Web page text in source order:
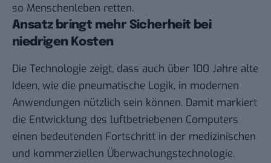
so Menschenleben retten.
Ansatz bringt mehr Sicherheit bei
niedrigen Kosten
Die Technologie zeigt, dass auch über 100 Jahre alte
Ideen, wie die pneumatische Logik, in modernen
Anwendungen nützlich sein können. Damit markiert
die Entwicklung des luftbetriebenen Computers
einen bedeutenden Fortschritt in der medizinischen
und kommerziellen Überwachungstechnologie.